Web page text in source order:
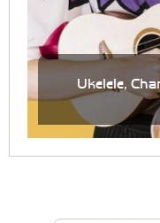
Ukelele,